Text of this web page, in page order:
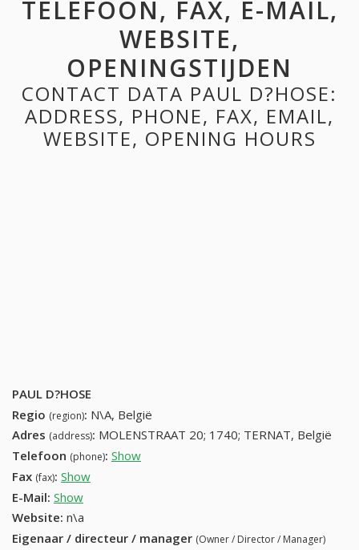
TELEFOON, FAX, E-MAIL,
WEBSITE,
OPENINGSTIJDEN
CONTACT DATA PAUL D?HOSE:
ADDRESS, PHONE, FAX, EMAIL,
WEBSITE, OPENING HOURS
PAUL D?HOSE
Regio (region): N\A, België
Adres (address): MOLENSTRAAT 20; 1740; TERNAT, België
Telefoon (phone): Show
Fax (fax): Show
E-Mail: Show
Website: n\a
Eigenaar / directeur / manager (Owner / Director / Manager)